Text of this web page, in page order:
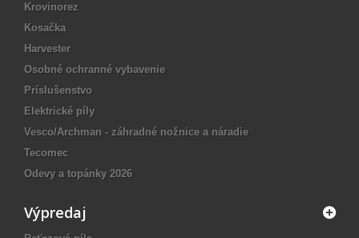
Krovinorez
Kosačka
Harvester
Osobné ochranné vybavenie
Príslušenstvo
Elektrické píly
Vesco/Archman - záhradné nožnice a náradie
Tecomec
Odevy a topánky 2026
Výpredaj